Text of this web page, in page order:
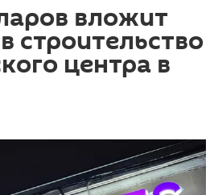
вложит
строительство
центра в